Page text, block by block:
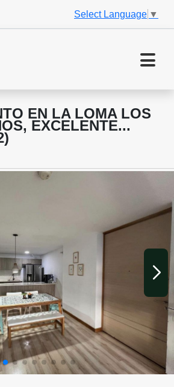
Select Language ▼
EN LA LOMA LOS
EXCELENTE...